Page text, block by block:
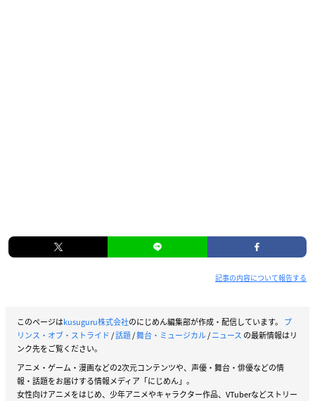
記事の内容について報告する
このページはkusuguru株式会社のにじめん編集部が作成・配信しています。 プ
リンス・オブ・ストライド/話題/舞台・ミュージカル/ニュース の最新情報はリ
ンク先をご覧ください。
アニメ・ゲーム・漫画などの2次元コンテンツや、声優・舞台・俳優などの情
報・話題をお届けする情報メディア「にじめん」。
女性向けアニメをはじめ、少年アニメやキャラクター作品、VTuberなどストリー